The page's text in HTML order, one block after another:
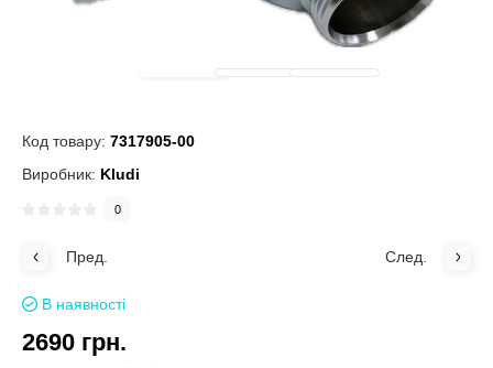
Код товару: 7317905-00
Виробник: Kludi
0
Пред. След.
В наявності
2690 грн.